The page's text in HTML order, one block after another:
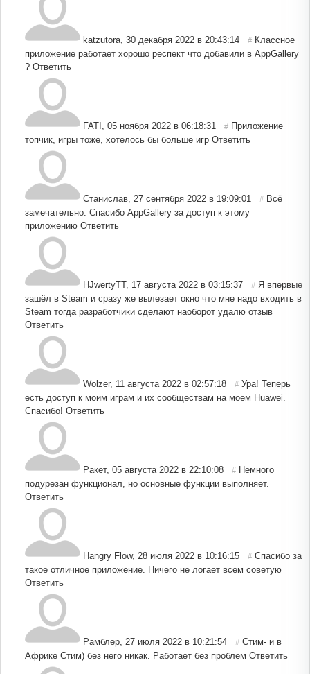
katzutora, 30 декабря 2022 в 20:43:14 # Классное
приложение работает хорошо респект что добавили в AppGallery
? Ответить
FATI , 05 ноября 2022 в 06:18:31 # Приложение
топчик, игры тоже, хотелось бы больше игр Ответить
Станислав, 27 сентября 2022 в 19:09:01 # Всё
замечательно. Спасибо AppGallery за доступ к этому
приложению Ответить
HJwertyTT, 17 августа 2022 в 03:15:37 # Я впервые
зашёл в Steam и сразу же вылезает окно что мне надо входить в
Steam тогда разработчики сделают наоборот удалю отзыв
Ответить
Wolzer, 11 августа 2022 в 02:57:18 # Ура! Теперь
есть доступ к моим играм и их сообществам на моем Huawei.
Спасибо! Ответить
Ракет, 05 августа 2022 в 22:10:08 # Немного
подурезан функционал, но основные функции выполняет.
Ответить
Hangry Flow, 28 июля 2022 в 10:16:15 # Спасибо за
такое отличное приложение. Ничего не логает всем советую
Ответить
Рамблер, 27 июля 2022 в 10:21:54 # Стим- и в
Африке Стим) без него никак. Работает без проблем Ответить